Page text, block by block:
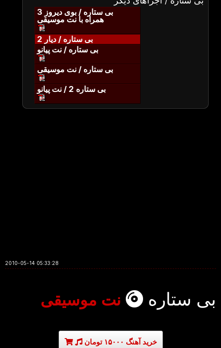
بی ستاره / بوی دیروز 3
همراه با نت موسیقی
بی ستاره / دیار 2
بی ستاره / نت پیانو
بی ستاره / نت موسیقی
بی ستاره 2 / نت پیانو
2010-05-14 05:33:28
بی ستاره نت موسیقی
خرید آهنگ ۱۵۰۰۰ تومان